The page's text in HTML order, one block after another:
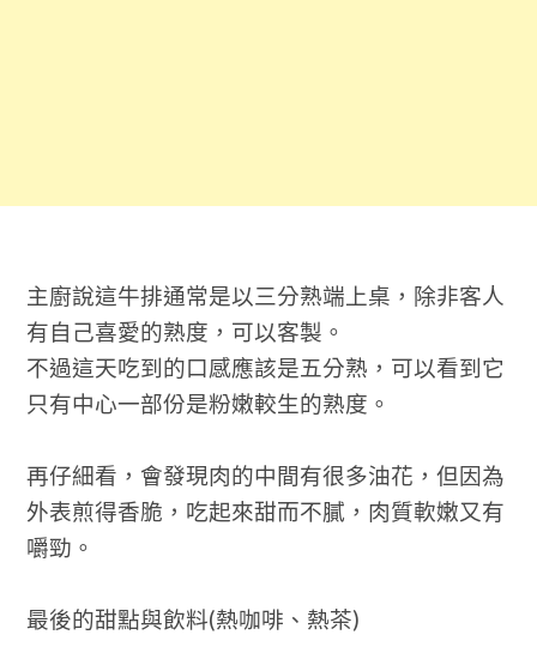
主廚說這牛排通常是以三分熟端上桌，除非客人
有自己喜愛的熟度，可以客製。
不過這天吃到的口感應該是五分熟，可以看到它
只有中心一部份是粉嫩較生的熟度。
再仔細看，會發現肉的中間有很多油花，但因為
外表煎得香脆，吃起來甜而不膩，肉質軟嫩又有
嚼勁。
最後的甜點與飲料(熱咖啡、熱茶)